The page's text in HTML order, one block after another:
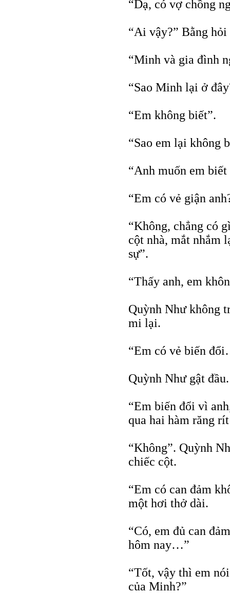
“Dạ, có vợ chồng
“Ai vậy?” Bằng
“Minh và gia đình
“Sao Minh lại ở
“Em không biết”.
“Sao em lại không
“Anh muốn em
“Em có vẻ giận
“Không, chẳng có
cột nhà, mắt nhắm
sự”.
“Thấy anh, em
Quỳnh Như không
mi lại.
“Em có vẻ biến
Quỳnh Như gật
“Em biến đổi vì
qua hai hàm răng
“Không”. Quỳnh
chiếc cột.
“Em có can đảm
một hơi thở dài.
“Có, em đủ can
hôm nay…”
“Tốt, vậy thì em
của Minh?”